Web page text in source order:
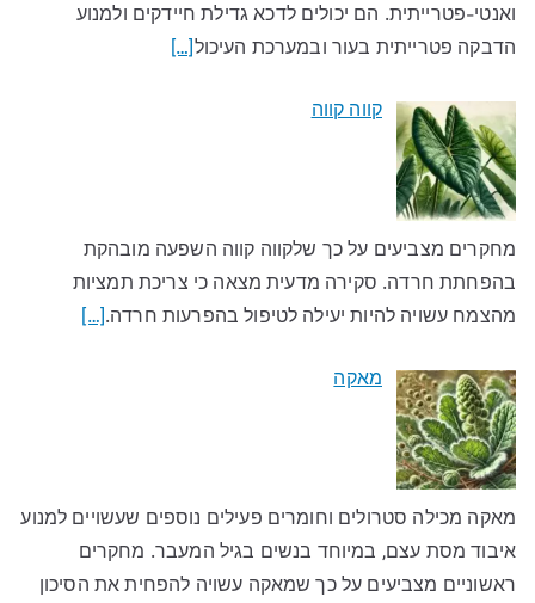
ואנטי-פטרייתית. הם יכולים לדכא גדילת חיידקים ולמנוע
הדבקה פטרייתית בעור ובמערכת העיכול[…]
קווה קווה
מחקרים מצביעים על כך שלקווה קווה השפעה מובהקת
בהפחתת חרדה. סקירה מדעית מצאה כי צריכת תמציות
מהצמח עשויה להיות יעילה לטיפול בהפרעות חרדה.[…]
מאקה
מאקה מכילה סטרולים וחומרים פעילים נוספים שעשויים למנוע
איבוד מסת עצם, במיוחד בנשים בגיל המעבר. מחקרים
ראשוניים מצביעים על כך שמאקה עשויה להפחית את הסיכון